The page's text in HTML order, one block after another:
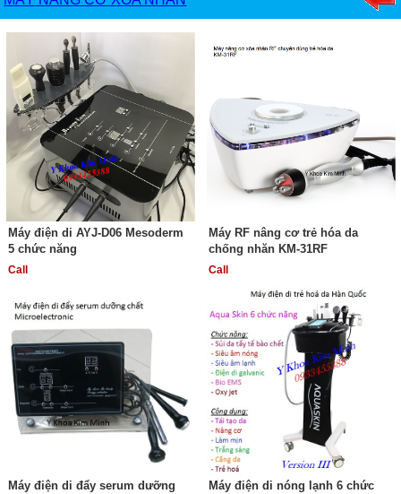
Máy điện di AYJ-D06 Mesoderm
5 chức năng
Call
Máy RF nâng cơ trẻ hóa da
chống nhăn KM-31RF
Call
Máy điện di đẩy serum dưỡng
Máy điện di nóng lạnh 6 chức